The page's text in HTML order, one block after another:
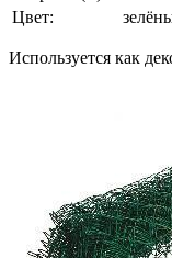
Цвет:
Используется как